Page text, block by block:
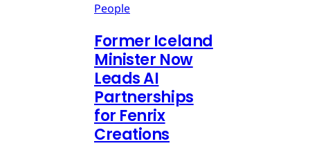
People
Former Iceland
Minister Now
Leads AI
Partnerships
for Fenrix
Creations